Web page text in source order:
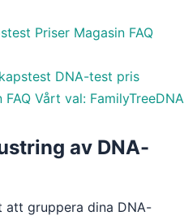
Priser Magasin FAQ
DNA-test pris
FAQ Vårt val: FamilyTreeDNA
av DNA-
att gruppera dina DNA-